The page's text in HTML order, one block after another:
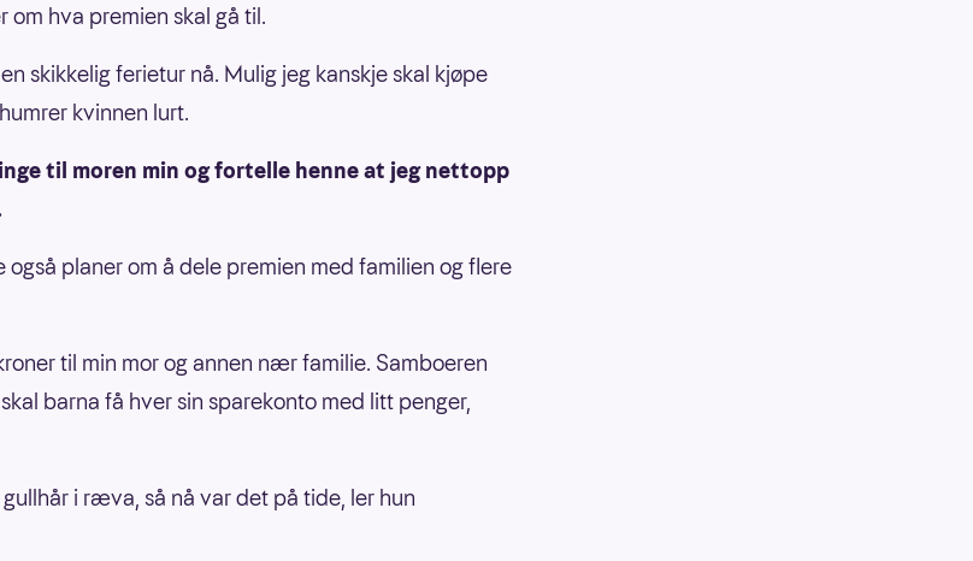
om hva premien skal gå til.
skikkelig ferietur nå. Mulig jeg kanskje skal kjøpe
kvinnen lurt.
til moren min og fortelle henne at jeg nettopp
planer om å dele premien med familien og flere
til min mor og annen nær familie. Samboeren
barna få hver sin sparekonto med litt penger,
i ræva, så nå var det på tide, ler hun